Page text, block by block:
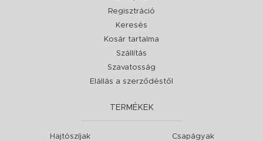
Regisztráció
Keresés
Kosár tartalma
Szállítás
Szavatosság
Elállás a szerződéstől
TERMÉKEK
Hajtószíjak
Csapágyak